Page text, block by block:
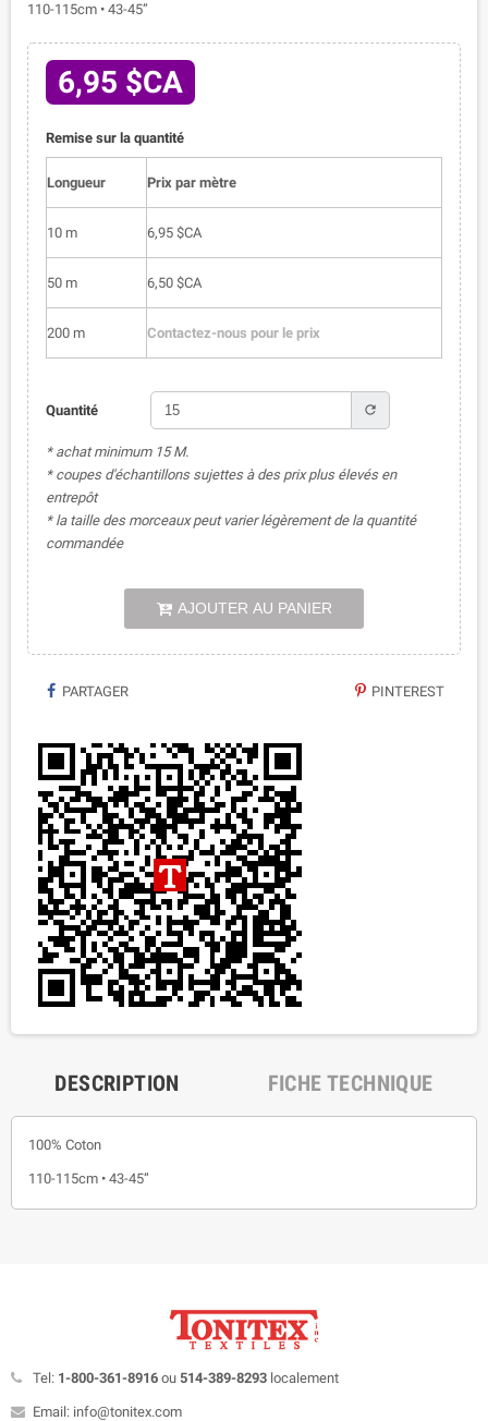
110-115cm • 43-45”
6,95 $CA
Remise sur la quantité
Longueur Prix par mètre
10 m 6,95 $CA
50 m 6,50 $CA
200 m Contactez-nous pour le prix
Quantité refresh
* achat minimum 15 M.
* coupes d'échantillons sujettes à des prix plus élevés en
entrepôt
* la taille des morceaux peut varier légèrement de la quantité
commandée
AJOUTER AU PANIER
PARTAGER PINTEREST
DESCRIPTION FICHE TECHNIQUE
100% Coton
110-115cm • 43-45”
Tel: 1-800-361-8916 ou 514-389-8293 localement
Email: info@tonitex.com